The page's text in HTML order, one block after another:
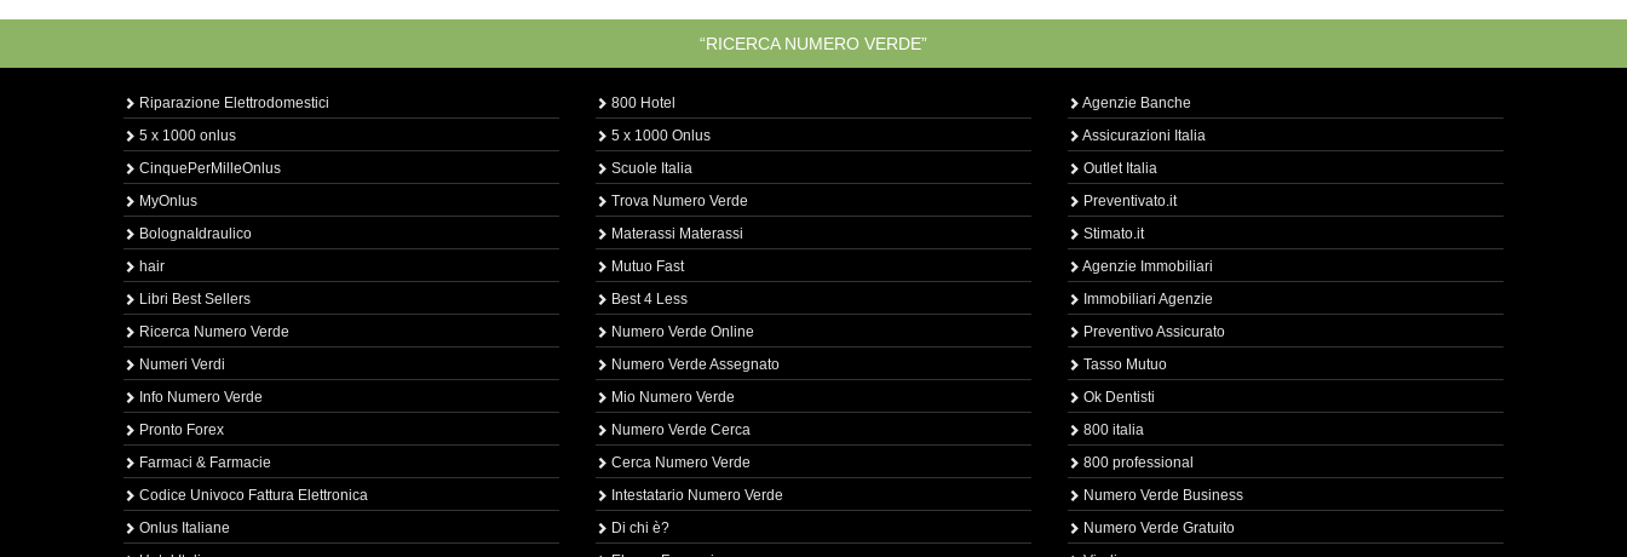
“RICERCA NUMERO VERDE”
Riparazione Elettrodomestici
5 x 1000 onlus
CinquePerMilleOnlus
MyOnlus
BolognaIdraulico
hair
Libri Best Sellers
Ricerca Numero Verde
Numeri Verdi
Info Numero Verde
Pronto Forex
Farmaci & Farmacie
Codice Univoco Fattura Elettronica
Onlus Italiane
800 Hotel
5 x 1000 Onlus
Scuole Italia
Trova Numero Verde
Materassi Materassi
Mutuo Fast
Best 4 Less
Numero Verde Online
Numero Verde Assegnato
Mio Numero Verde
Numero Verde Cerca
Cerca Numero Verde
Intestatario Numero Verde
Di chi è?
Agenzie Banche
Assicurazioni Italia
Outlet Italia
Preventivato.it
Stimato.it
Agenzie Immobiliari
Immobiliari Agenzie
Preventivo Assicurato
Tasso Mutuo
Ok Dentisti
800 italia
800 professional
Numero Verde Business
Numero Verde Gratuito